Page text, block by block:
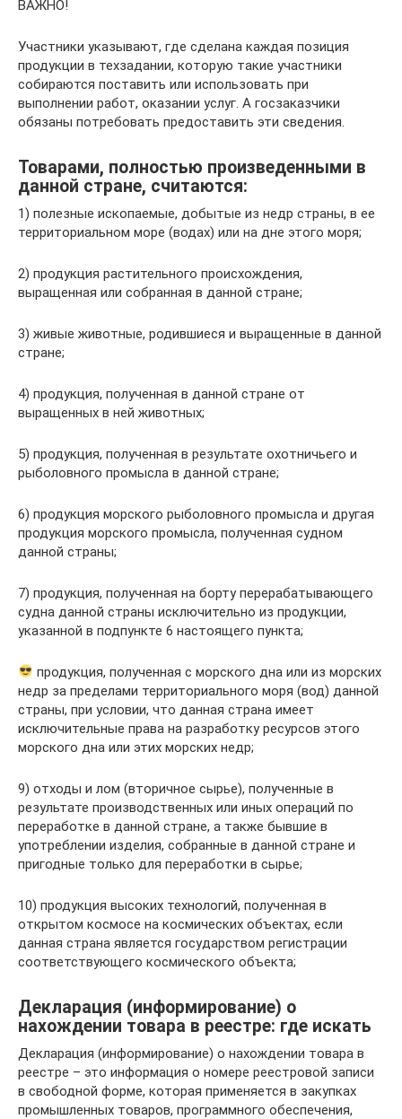
ВАЖНО!
Участники указывают, где сделана каждая позиция
продукции в техзадании, которую такие участники
собираются поставить или использовать при
выполнении работ, оказании услуг. А госзаказчики
обязаны потребовать предоставить эти сведения.
Товарами, полностью произведенными в
данной стране, считаются:
1) полезные ископаемые, добытые из недр страны, в ее
территориальном море (водах) или на дне этого моря;
2) продукция растительного происхождения,
выращенная или собранная в данной стране;
3) живые животные, родившиеся и выращенные в данной
стране;
4) продукция, полученная в данной стране от
выращенных в ней животных;
5) продукция, полученная в результате охотничьего и
рыболовного промысла в данной стране;
6) продукция морского рыболовного промысла и другая
продукция морского промысла, полученная судном
данной страны;
7) продукция, полученная на борту перерабатывающего
судна данной страны исключительно из продукции,
указанной в подпункте 6 настоящего пункта;
продукция, полученная с морского дна или из морских
недр за пределами территориального моря (вод) данной
страны, при условии, что данная страна имеет
исключительные права на разработку ресурсов этого
морского дна или этих морских недр;
9) отходы и лом (вторичное сырье), полученные в
результате производственных или иных операций по
переработке в данной стране, а также бывшие в
употреблении изделия, собранные в данной стране и
пригодные только для переработки в сырье;
10) продукция высоких технологий, полученная в
открытом космосе на космических объектах, если
данная страна является государством регистрации
соответствующего космического объекта;
Декларация (информирование) о
нахождении товара в реестре: где искать
Декларация (информирование) о нахождении товара в
реестре – это информация о номере реестровой записи
в свободной форме, которая применяется в закупках
промышленных товаров, программного обеспечения,